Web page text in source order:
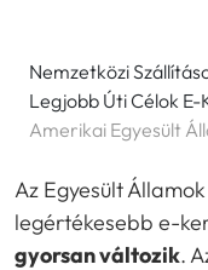
Nemzetközi
Legjobb Úti Célok
Amerikai Egyesült
Az Egyesült
legértékesebb e-
gyorsan változik.